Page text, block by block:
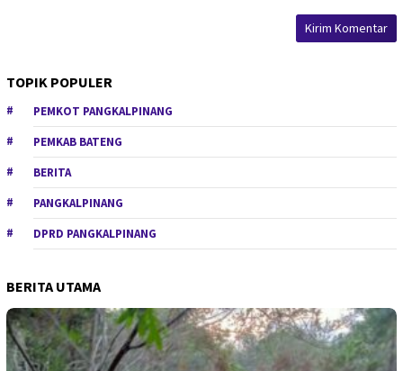
TOPIK POPULER
PEMKOT PANGKALPINANG
PEMKAB BATENG
BERITA
PANGKALPINANG
DPRD PANGKALPINANG
BERITA UTAMA